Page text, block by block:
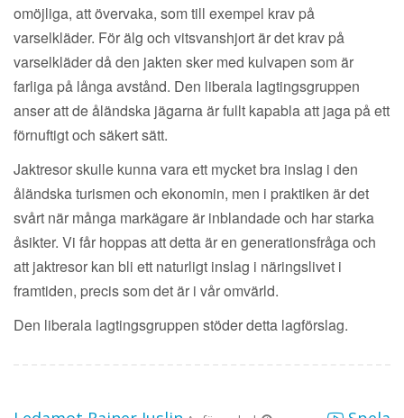
omöjliga, att övervaka, som till exempel krav på
varselkläder. För älg och vitsvanshjort är det krav på
varselkläder då den jakten sker med kulvapen som är
farliga på långa avstånd. Den liberala lagtingsgruppen
anser att de åländska jägarna är fullt kapabla att jaga på ett
förnuftigt och säkert sätt.
Jaktresor skulle kunna vara ett mycket bra inslag i den
åländska turismen och ekonomin, men i praktiken är det
svårt när många markägare är inblandade och har starka
åsikter. Vi får hoppas att detta är en generationsfråga och
att jaktresor kan bli ett naturligt inslag i näringslivet i
framtiden, precis som det är i vår omvärld.
Den liberala lagtingsgruppen stöder detta lagförslag.